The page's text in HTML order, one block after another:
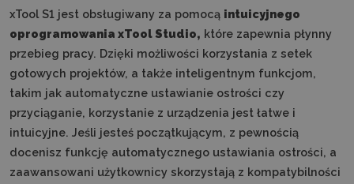
xTool S1 jest obsługiwany za pomocą intuicyjnego
oprogramowania xTool Studio, które zapewnia płynny
przebieg pracy. Dzięki możliwości korzystania z setek
gotowych projektów, a także inteligentnym funkcjom,
takim jak automatyczne ustawianie ostrości czy
przyciąganie, korzystanie z urządzenia jest łatwe i
intuicyjne. Jeśli jesteś początkującym, z pewnością
docenisz funkcję automatycznego ustawiania ostrości, a
zaawansowani użytkownicy skorzystają z kompatybilności